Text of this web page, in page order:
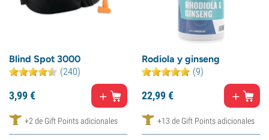
Blind Spot 3000
(240)
3,99€
+2 de Gift Points adicionales
Rodiola y ginseng
(9)
22,99€
+13 de Gift Points adicionales